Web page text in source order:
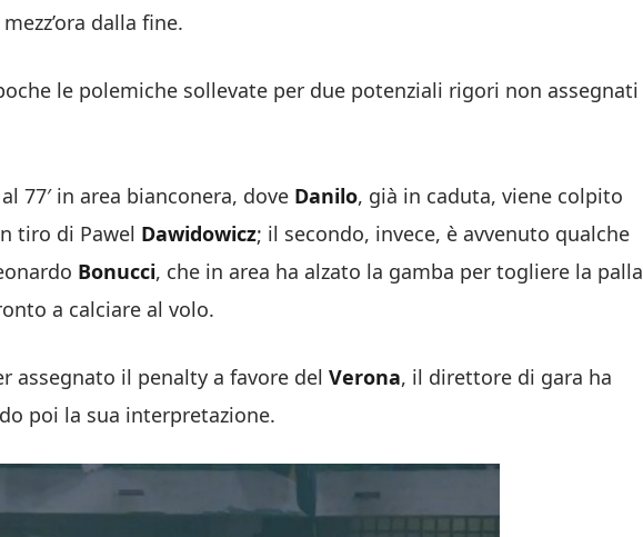
mezz’ora dalla fine.
le polemiche sollevate per due potenziali rigori non assegnati
77′ in area bianconera, dove Danilo, già in caduta, viene colpito
tiro di Pawel Dawidowicz; il secondo, invece, è avvenuto qualche
Bonucci, che in area ha alzato la gamba per togliere la palla
a calciare al volo.
assegnato il penalty a favore del Verona, il direttore di gara ha
poi la sua interpretazione.